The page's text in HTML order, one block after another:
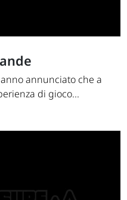
annunciato che a
di gioco...